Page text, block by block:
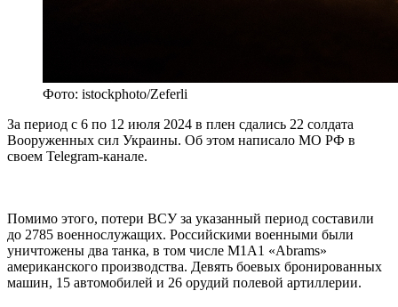
Фото: istockphoto/Zeferli
За период с 6 по 12 июля 2024 в плен сдались 22 солдата
Вооруженных сил Украины. Об этом написало МО РФ в
своем Telegram-канале.
Помимо этого, потери ВСУ за указанный период составили
до 2785 военнослужащих. Российскими военными были
уничтожены два танка, в том числе М1А1 «Abrams»
американского производства. Девять боевых бронированных
машин, 15 автомобилей и 26 орудий полевой артиллерии.